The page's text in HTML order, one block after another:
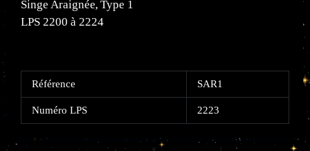
Singe Araignée,Type 1
LPS 2200 à 2224
Référence SAR1
Numéro LPS 2223